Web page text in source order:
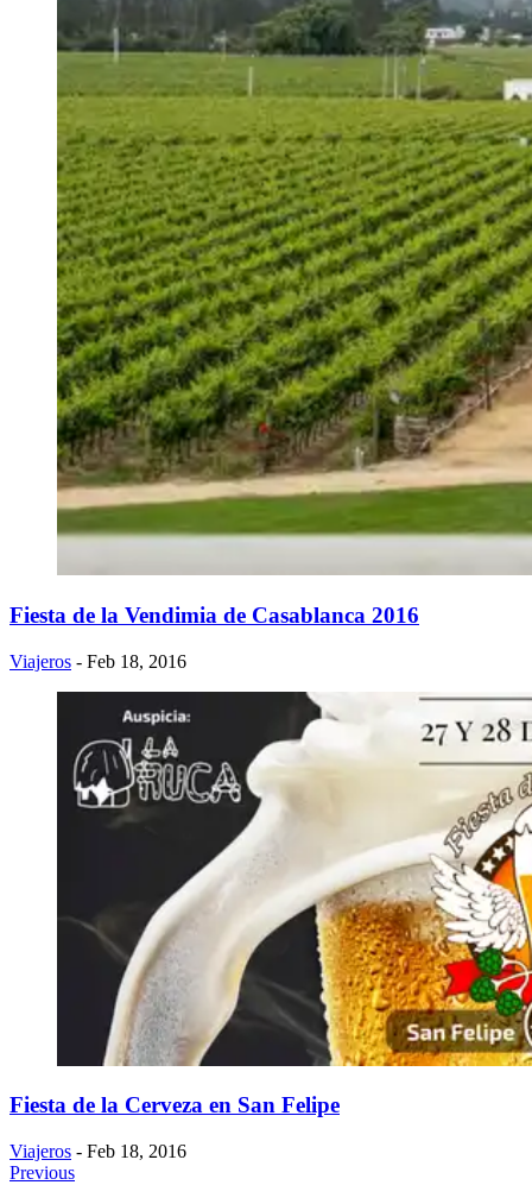
Fiesta de la Vendimia de Casablanca 2016
Viajeros - Feb 18, 2016
Fiesta de la Cerveza en San Felipe
Viajeros - Feb 18, 2016
Previous